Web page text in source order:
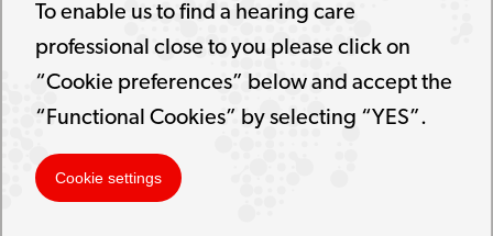
To enable us to find a hearing care
professional close to you please click on
“Cookie preferences” below and accept the
“Functional Cookies” by selecting “YES”.
Cookie settings